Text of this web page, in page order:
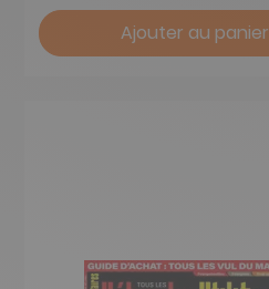
Ajouter au panier